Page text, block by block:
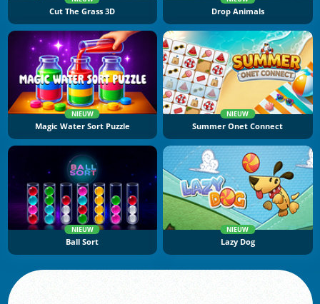
Cut The Grass 3D Drop Animals
NIEUW
Magic Water Sort Puzzle
NIEUW
Summer Onet Connect
NIEUW
Ball Sort
NIEUW
Lazy Dog